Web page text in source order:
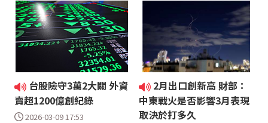
台股險守3萬2大關 外資
賣超1200億創紀錄
2026-03-09 17:53
2月出口創新高 財部：
中東戰火是否影響3月表現
取決於打多久